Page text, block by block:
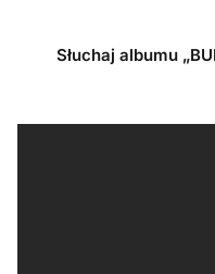
Słuchaj albumu